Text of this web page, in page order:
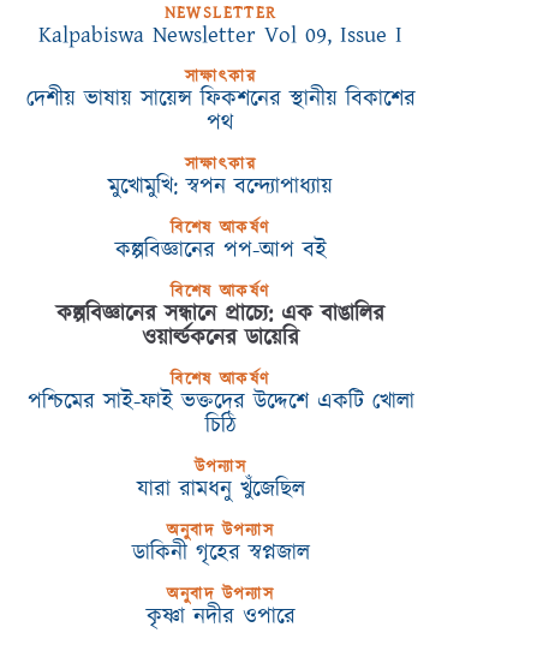
NEWSLETTER
Kalpabiswa Newsletter Vol 09, Issue I
সাক্ষাৎকার
দেশীয় ভাষায় সায়েন্স ফিকশনের স্থানীয় বিকাশের
পথ
সাক্ষাৎকার
মুখোমুখি: স্বপন বন্দ্যোপাধ্যায়
বিশেষ আকর্ষণ
কল্পবিজ্ঞানের পপ-আপ বই
বিশেষ আকর্ষণ
কল্পবিজ্ঞানের সন্ধানে প্রাচ্যে: এক বাঙালির
ওয়ার্ল্ডকনের ডায়েরি
বিশেষ আকর্ষণ
পশ্চিমের সাই-ফাই ভক্তদের উদ্দেশে একটি খোলা
চিঠি
উপন্যাস
যারা রামধনু খুঁজেছিল
অনুবাদ উপন্যাস
ডাকিনী গৃহের স্বপ্নজাল
অনুবাদ উপন্যাস
কৃষ্ণা নদীর ওপারে